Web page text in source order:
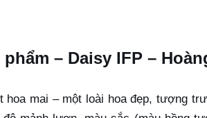
– Daisy IFP –
hoa mai – một loài hoa đẹp, tượng